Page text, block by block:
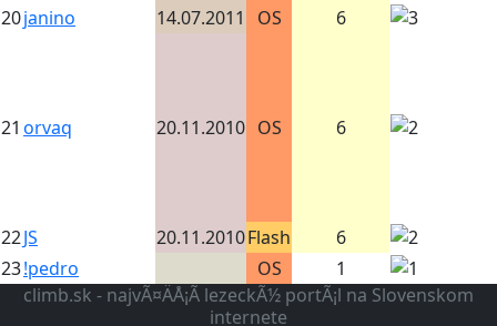
20janino 14.07.2011 OS 6
21 orvaq 20.11.2010 OS 6
22JS 20.11.2010Flash
6
23!pedro OS
1
climb.sk - najvÃ¤ÄÅ¡Ã­ lezeckÃ½ portÃ¡l na Slovenskom
internete